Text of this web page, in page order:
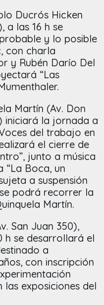
Ducrós Hicken
a las 16 h se
y lo posible
con charla
y Rubén Darío Del
“Las
Martín (Av. Don
iniciará la jornada a
del trabajo en
el cierre de
junto a música
“La Boca, un
a suspensión
podrá recorrer la
Martín.
San Juan 350),
h se desarrollará el
a
con inscripción
exposiciones del